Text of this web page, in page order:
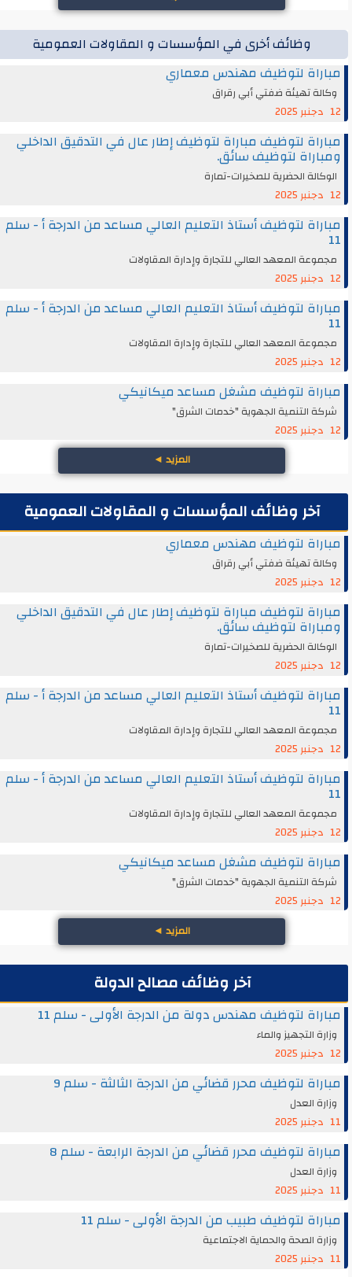
وظائف أخرى في المؤسسات و المقاولات العمومية
مباراة لتوظيف مهندس معماري
وكالة تهيئة ضفتي أبي رقراق
12 دجنبر 2025
مباراة لتوظيف مباراة لتوظيف إطار عال في التدقيق الداخلي
ومباراة لتوظيف سائق.
الوكالة الحضرية للصخيرات-تمارة
12 دجنبر 2025
مباراة لتوظيف أستاذ التعليم العالي مساعد من الدرجة أ - سلم
11
مجموعة المعهد العالي للتجارة وإدارة المقاولات
12 دجنبر 2025
مباراة لتوظيف أستاذ التعليم العالي مساعد من الدرجة أ - سلم
11
مجموعة المعهد العالي للتجارة وإدارة المقاولات
12 دجنبر 2025
مباراة لتوظيف مشغل مساعد ميكانيكي
شركة التنمية الجهوية "خدمات الشرق"
12 دجنبر 2025
المزيد◄
آخر وظائف المؤسسات و المقاولات العمومية
مباراة لتوظيف مهندس معماري
وكالة تهيئة ضفتي أبي رقراق
12 دجنبر 2025
مباراة لتوظيف مباراة لتوظيف إطار عال في التدقيق الداخلي
ومباراة لتوظيف سائق.
الوكالة الحضرية للصخيرات-تمارة
12 دجنبر 2025
مباراة لتوظيف أستاذ التعليم العالي مساعد من الدرجة أ - سلم
11
مجموعة المعهد العالي للتجارة وإدارة المقاولات
12 دجنبر 2025
مباراة لتوظيف أستاذ التعليم العالي مساعد من الدرجة أ - سلم
11
مجموعة المعهد العالي للتجارة وإدارة المقاولات
12 دجنبر 2025
مباراة لتوظيف مشغل مساعد ميكانيكي
شركة التنمية الجهوية "خدمات الشرق"
12 دجنبر 2025
المزيد◄
آخر وظائف مصالح الدولة
مباراة لتوظيف مهندس دولة من الدرجة الأولى - سلم 11
وزارة التجهيز والماء
12 دجنبر 2025
مباراة لتوظيف محرر قضائي من الدرجة الثالثة - سلم 9
وزارة العدل
11 دجنبر 2025
مباراة لتوظيف محرر قضائي من الدرجة الرابعة - سلم 8
وزارة العدل
11 دجنبر 2025
مباراة لتوظيف طبيب من الدرجة الأولى - سلم 11
وزارة الصحة والحماية الاجتماعية
11 دجنبر 2025